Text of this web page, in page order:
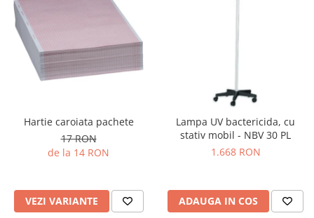
Sinoptofoare
Spirometre
Tensiometre si stetoscoape
Termometre
Tonometre
Truse de lentile si rame probe
Vizioteste
VET
Hartie caroiata pachete
17 RON
de la 14 RON
VEZI VARIANTE
Lampa UV bactericida, cu
stativ mobil - NBV 30 PL
1.668 RON
ADAUGA IN COS